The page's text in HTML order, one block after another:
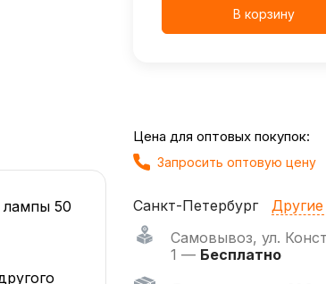
В корзину
лампы 50
Цена для оптовых покупок:
Запросить оптовую цену
Санкт-Петербург
Самовывоз, ул.
1 — Бесплатно